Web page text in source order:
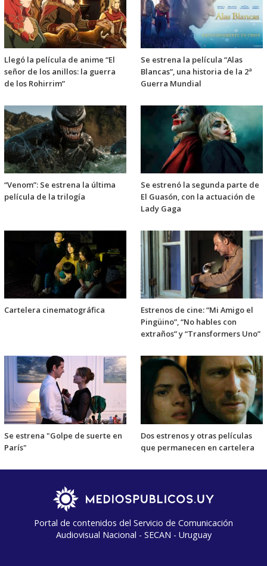
Llegó la película de anime “El
señor de los anillos: la guerra
de los Rohirrim”
Se estrena la película “Alas
Blancas”, una historia de la 2ª
Guerra Mundial
“Venom”: Se estrena la última
película de la trilogía
Se estrenó la segunda parte de
El Guasón, con la actuación de
Lady Gaga
Cartelera cinematográfica
Estrenos de cine: “Mi Amigo el
Pingüino”, “No hables con
extraños” y “Transformers Uno”
Se estrena "Golpe de suerte en
París"
Dos estrenos y otras películas
que permanecen en cartelera
Portal de contenidos del Servicio de Comunicación
Audiovisual Nacional - SECAN - Uruguay